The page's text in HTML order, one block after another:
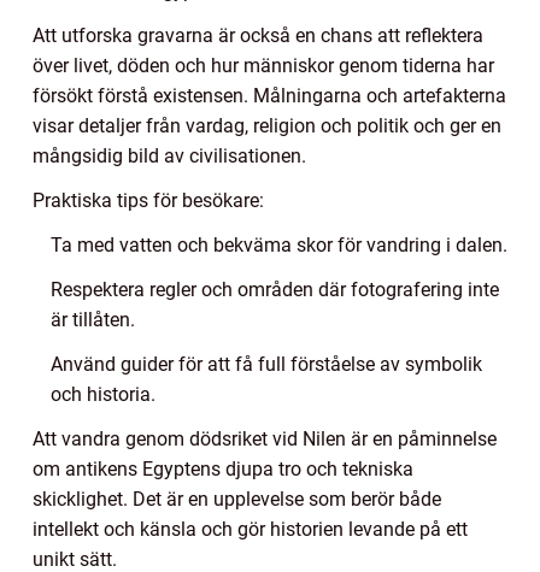
Att utforska gravarna är också en chans att reflektera
över livet, döden och hur människor genom tiderna har
försökt förstå existensen. Målningarna och artefakterna
visar detaljer från vardag, religion och politik och ger en
mångsidig bild av civilisationen.
Praktiska tips för besökare:
Ta med vatten och bekväma skor för vandring i dalen.
Respektera regler och områden där fotografering inte
är tillåten.
Använd guider för att få full förståelse av symbolik
och historia.
Att vandra genom dödsriket vid Nilen är en påminnelse
om antikens Egyptens djupa tro och tekniska
skicklighet. Det är en upplevelse som berör både
intellekt och känsla och gör historien levande på ett
unikt sätt.